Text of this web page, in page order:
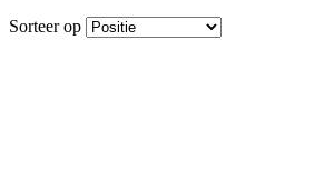
Sorteer op